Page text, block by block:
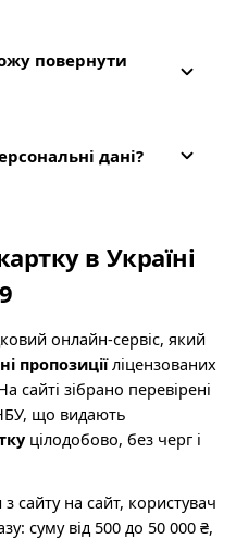
повернути
дані?
в Україні
онлайн-сервіс, який
пропозиціїліцензованих
зібрано перевірені
що видають
цілодобово, без черг і
сайту на сайт, користувач
суму від 500 до 50 000 ₴,